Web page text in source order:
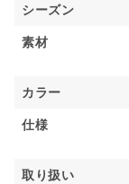
アクセサリー
シーズン
素材
カラー
仕様
取り扱い